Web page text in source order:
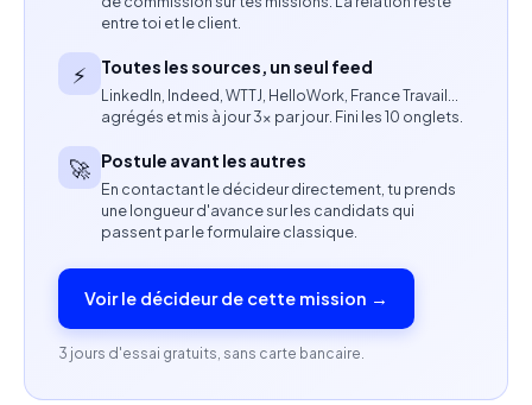
international.
Capacité à piloter des projets transverses et à
coordonner des équipes métiers et IT.
Leadership et conduite du changement.
Forte appétence pour les sujets digitaux et
l'intelligence artificielle.
Portugais courant obligatoire.
Anglais professionnel.
Profil recherché
entre toi et le client.
⚡ Toutes les sources, un seul feed
LinkedIn, Indeed, WTTJ, HelloWork, France Travail…
agrégés et mis à jour 3× par jour. Fini les 10 onglets.
🚀 Postule avant les autres
En contactant le décideur directement, tu prends
une longueur d'avance sur les candidats qui
passent par le formulaire classique.
Voir le décideur de cette mission →
3 jours d'essai gratuits, sans carte bancaire.